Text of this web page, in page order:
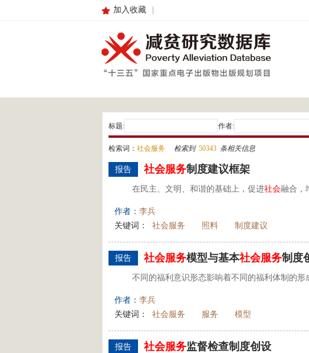
加入收藏
标题: 作者:
检索词： 社会服务 检索到 50343 条相关信息
报告 社会服务制度建议框架
在民主、文明、和谐的基础上，促进社会融合，
作者： 李兵
关键词：
社会服务 照料 制度建议
报告 社会服务模型与基本社会服务制度
不同的福利意识形态影响着不同的福利体制的形
作者： 李兵
关键词：
社会服务 服务 模型
报告 社会服务监督检查制度创设